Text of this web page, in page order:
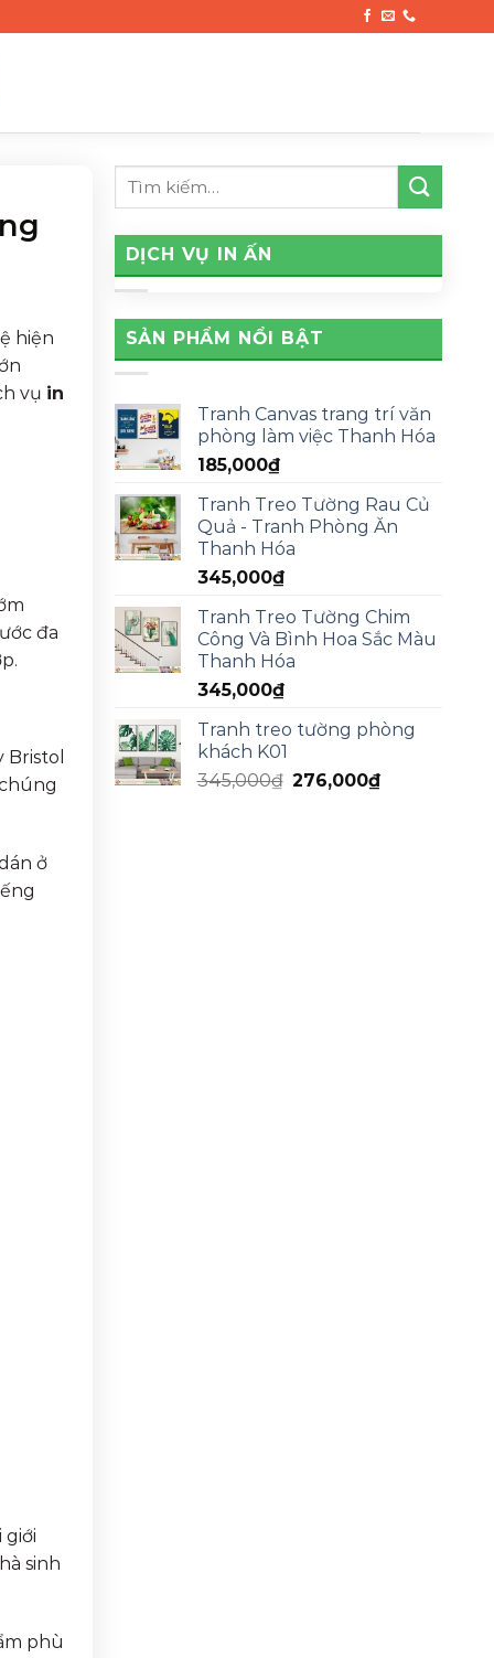
hiện
vụ in
đa
Bristol
ở
giới
sinh
phù
DỊCH VỤ IN ẤN
SẢN PHẨM NỔI BẬT
Tranh Canvas trang trí văn
phòng làm việc Thanh Hóa
185,000₫
Tranh Treo Tường Rau Củ
Quả - Tranh Phòng Ăn
Thanh Hóa
345,000₫
Tranh Treo Tường Chim
Công Và Bình Hoa Sắc Màu
Thanh Hóa
345,000₫
Tranh treo tường phòng
khách K01
345,000₫ 276,000₫